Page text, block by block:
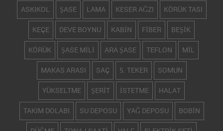
ASKIKOL ŞASE LAMA KESER AĞZI KÖRÜK TASI
KEÇE DEVE BOYNU KABİN FİBER BEŞİK
KÖRÜK ŞASE MİLİ ARA ŞASE TEFLON MİL
MAKAS ARASI SAÇ 5. TEKER SOMUN
YÜKSELTME ŞERİT İSTETME HALAT
TAKIM DOLABI SU DEPOSU YAĞ DEPOSU BOBİN